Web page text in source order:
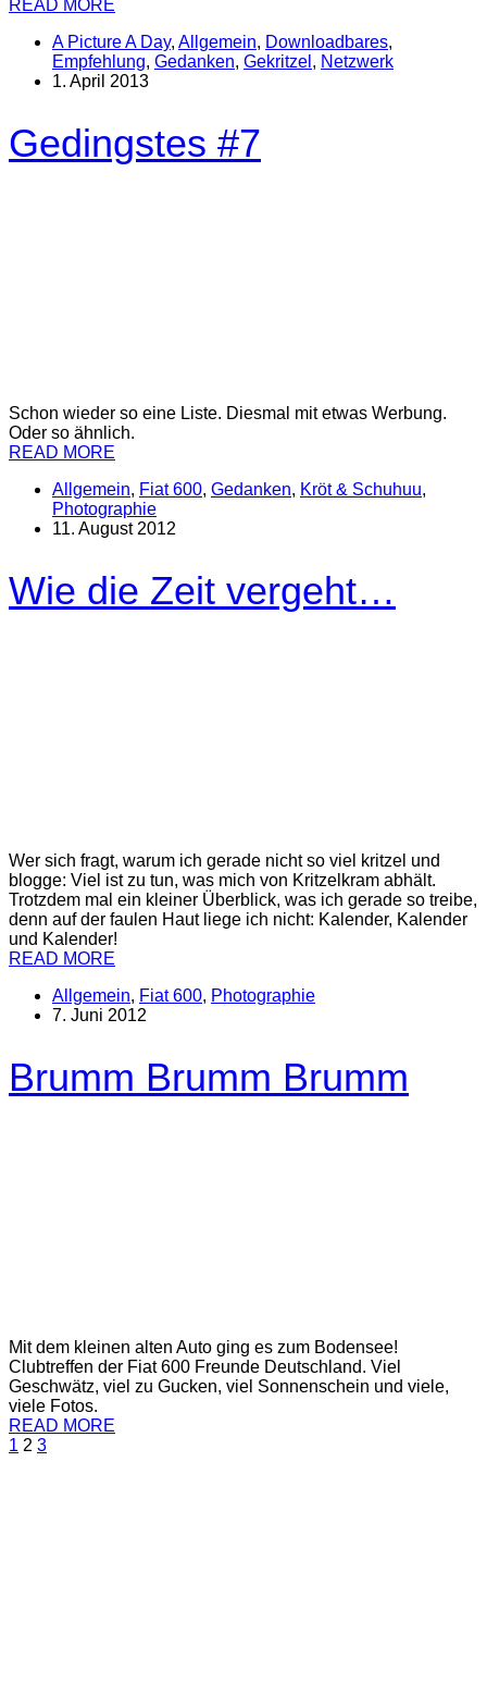
READ MORE
A Picture A Day, Allgemein, Downloadbares,
Empfehlung, Gedanken, Gekritzel , Netzwerk
1. April 2013
Gedingstes #7
Schon wieder so eine Liste. Diesmal mit etwas Werbung.
Oder so ähnlich.
READ MORE
Allgemein, Fiat 600, Gedanken, Kröt & Schuhuu,
Photographie
11. August 2012
Wie die Zeit vergeht…
Wer sich fragt, warum ich gerade nicht so viel kritzel und
blogge: Viel ist zu tun, was mich von Kritzelkram abhält.
Trotzdem mal ein kleiner Überblick, was ich gerade so treibe,
denn auf der faulen Haut liege ich nicht: Kalender, Kalender
und Kalender!
READ MORE
Allgemein, Fiat 600, Photographie
7. Juni 2012
Brumm Brumm Brumm
Mit dem kleinen alten Auto ging es zum Bodensee!
Clubtreffen der Fiat 600 Freunde Deutschland. Viel
Geschwätz, viel zu Gucken, viel Sonnenschein und viele,
viele Fotos.
READ MORE
1 2 3